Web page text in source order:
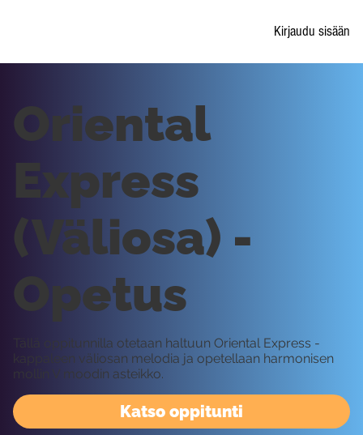
Kirjaudu sisään
Katso oppitunti
Oriental
Express
(Väliosa) -
Opetus
Tällä oppitunnilla otetaan haltuun Oriental Express -
kappaleen väliosan melodia ja opetellaan harmonisen
mollin V moodin asteikko.